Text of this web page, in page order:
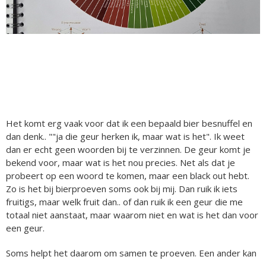
Het komt erg vaak voor dat ik een bepaald bier besnuffel en
dan denk.. ""ja die geur herken ik, maar wat is het". Ik weet
dan er echt geen woorden bij te verzinnen. De geur komt je
bekend voor, maar wat is het nou precies. Net als dat je
probeert op een woord te komen, maar een black out hebt.
Zo is het bij bierproeven soms ook bij mij. Dan ruik ik iets
fruitigs, maar welk fruit dan.. of dan ruik ik een geur die me
totaal niet aanstaat, maar waarom niet en wat is het dan voor
een geur.
Soms helpt het daarom om samen te proeven. Een ander kan